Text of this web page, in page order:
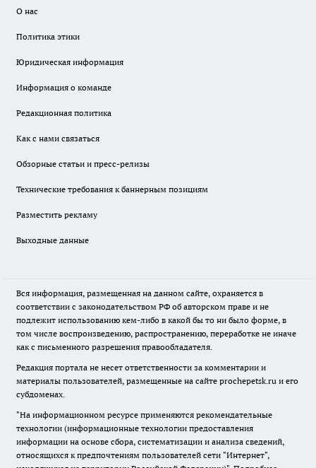
О нас
Политика этики
Юридическая информация
Информация о команде
Редакционная политика
Как с нами связаться
Обзорные статьи и пресс-релизы
Технические требования к баннерным позициям
Разместить рекламу
Выходные данные
Вся информация, размещенная на данном сайте, охраняется в
соответствии с законодательством РФ об авторском праве и не
подлежит использованию кем-либо в какой бы то ни было форме, в
том числе воспроизведению, распространению, переработке не иначе
как с письменного разрешения правообладателя.
Редакция портала не несет ответственности за комментарии и
материалы пользователей, размещенные на сайте prochepetsk.ru и его
субдоменах.
"На информационном ресурсе применяются рекомендательные
технологии (информационные технологии предоставления
информации на основе сбора, систематизации и анализа сведений,
относящихся к предпочтениям пользователей сети "Интернет",